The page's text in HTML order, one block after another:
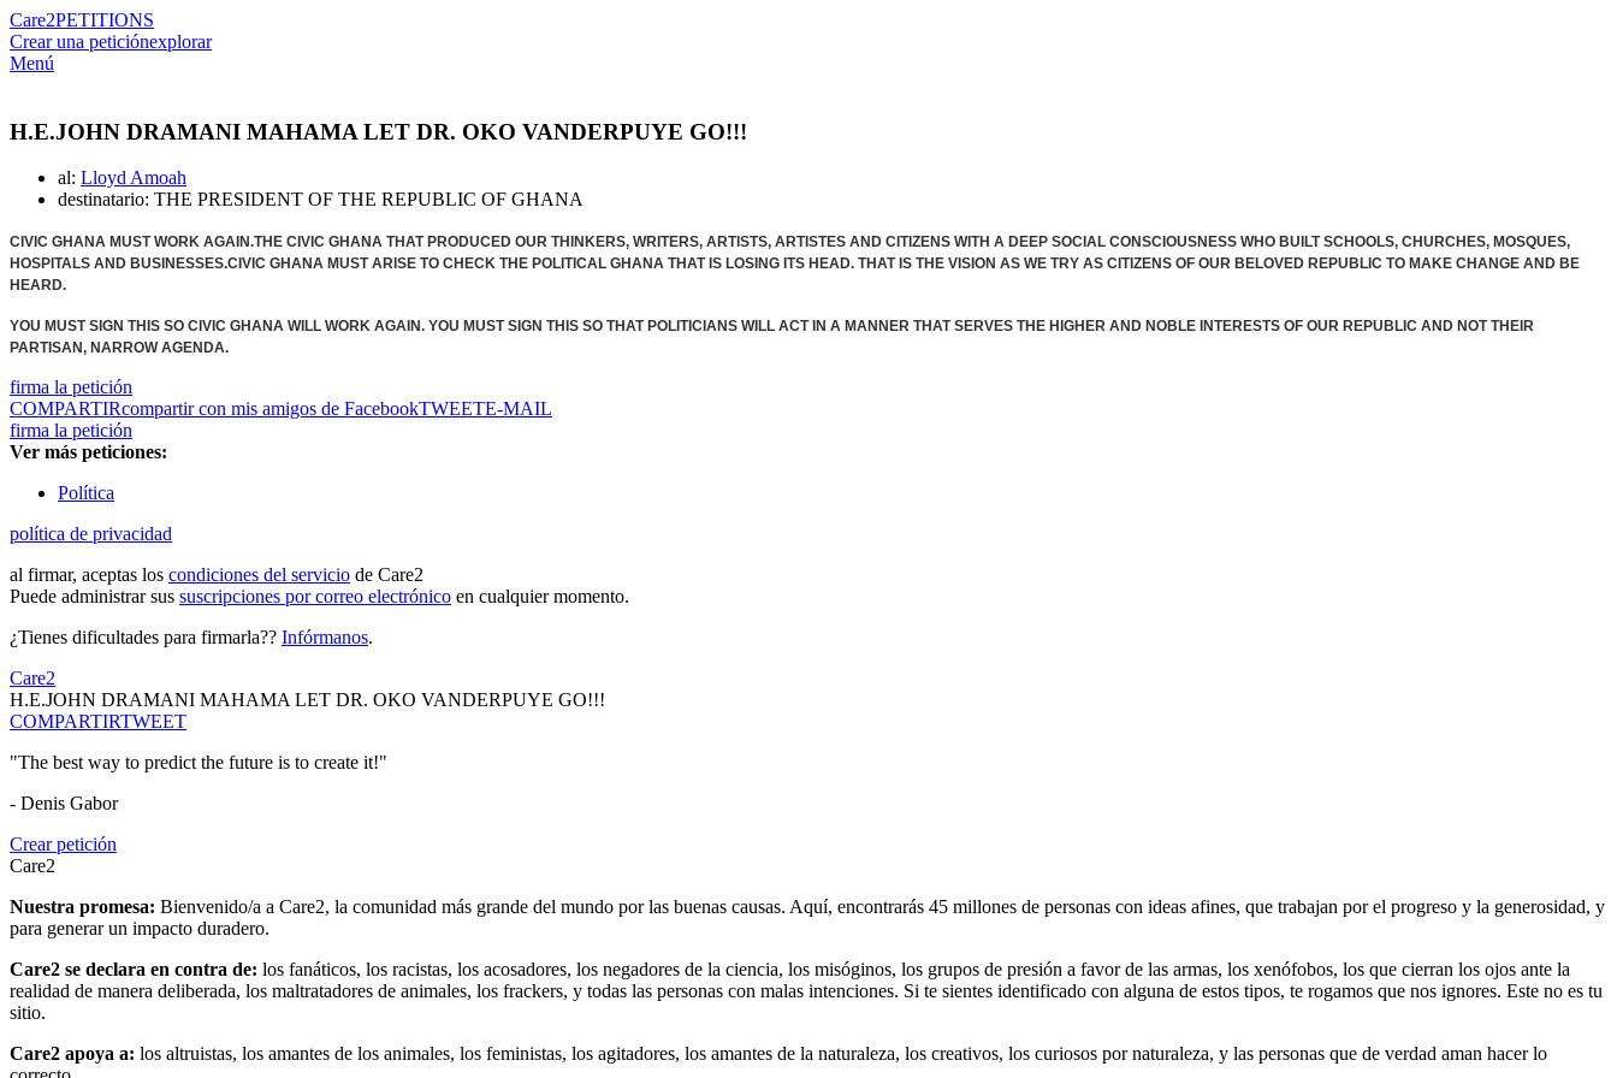
Care2PETITIONS
Crear una peticiónexplorar
Menú
H.E.JOHN DRAMANI MAHAMA LET DR. OKO VANDERPUYE GO!!!
al: Lloyd Amoah
destinatario: THE PRESIDENT OF THE REPUBLIC OF GHANA
CIVIC GHANA MUST WORK AGAIN.THE CIVIC GHANA THAT PRODUCED OUR THINKERS, WRITERS, ARTISTS, ARTISTES AND CITIZENS WITH A DEEP SOCIAL CONSCIOUSNESS WHO BUILT SCHOOLS, CHURCHES, MOSQUES,
HOSPITALS AND BUSINESSES.CIVIC GHANA MUST ARISE TO CHECK THE POLITICAL GHANA THAT IS LOSING ITS HEAD. THAT IS THE VISION AS WE TRY AS CITIZENS OF OUR BELOVED REPUBLIC TO MAKE CHANGE AND BE
HEARD.
YOU MUST SIGN THIS SO CIVIC GHANA WILL WORK AGAIN. YOU MUST SIGN THIS SO THAT POLITICIANS WILL ACT IN A MANNER THAT SERVES THE HIGHER AND NOBLE INTERESTS OF OUR REPUBLIC AND NOT THEIR
PARTISAN, NARROW AGENDA.
firma la petición
COMPARTIRcompartir con mis amigos de FacebookTWEETE-MAIL
firma la petición
Ver más peticiones:
Política
política de privacidad
al firmar, aceptas los condiciones del servicio de Care2
Puede administrar sus suscripciones por correo electrónico en cualquier momento.
¿Tienes dificultades para firmarla?? Infórmanos.
Care2
H.E.JOHN DRAMANI MAHAMA LET DR. OKO VANDERPUYE GO!!!
COMPARTIRTWEET
"The best way to predict the future is to create it!"
- Denis Gabor
Crear petición
Care2
Nuestra promesa: Bienvenido/a a Care2, la comunidad más grande del mundo por las buenas causas. Aquí, encontrarás 45 millones de personas con ideas afines, que trabajan por el progreso y la generosidad, y
para generar un impacto duradero.
Care2 se declara en contra de: los fanáticos, los racistas, los acosadores, los negadores de la ciencia, los misóginos, los grupos de presión a favor de las armas, los xenófobos, los que cierran los ojos ante la
realidad de manera deliberada, los maltratadores de animales, los frackers, y todas las personas con malas intenciones. Si te sientes identificado con alguna de estos tipos, te rogamos que nos ignores. Este no es tu
sitio.
Care2 apoya a: los altruistas, los amantes de los animales, los feministas, los agitadores, los amantes de la naturaleza, los creativos, los curiosos por naturaleza, y las personas que de verdad aman hacer lo